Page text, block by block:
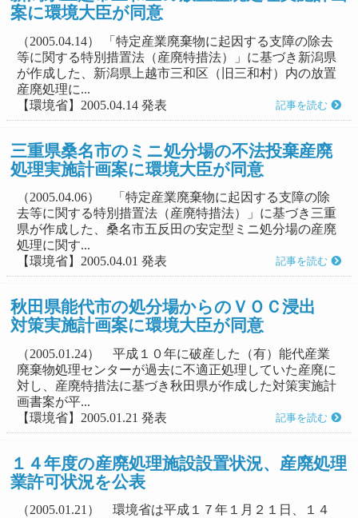
案に環境大臣が同意
（2005.04.14） 「特定産業廃棄物に起因する支障の除去
等に関する特別措置法（産廃特措法）」に基づき新潟県
が作成した、新潟県上越市三和区（旧三和村）内の放置
産廃処理に...
【環境省】2005.04.14 発表
記事を読む
三重県桑名市のミニ処分場の不法投棄産廃
処理実施計画案に環境大臣が同意
（2005.04.06） 「特定産業廃棄物に起因する支障の除
去等に関する特別措置法（産廃特措法）」に基づき三重
県が作成した、桑名市五反田の安定型ミニ処分場の産廃
処理に関す...
【環境省】2005.04.01 発表
記事を読む
秋田県能代市の処分場からのＶＯＣ浸出
対策実施計画案に環境大臣が同意
（2005.01.24） 平成１０年に破産した（有）能代産業
廃棄物処理センターが過去に不適正処理していた産廃に
対し、産廃特措法に基づき秋田県が作成した対策実施計
画書案が平...
【環境省】2005.01.21 発表
記事を読む
１４年度の産廃処理施設設置状況、産廃処理
業許可状況を公表
（2005.01.21） 環境省は平成１７年１月２１日、１４